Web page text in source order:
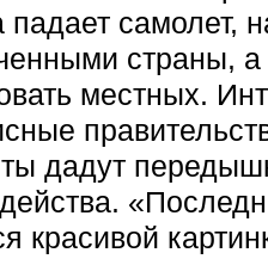
падает самолет,
страны,
местных.
дадут
красивой